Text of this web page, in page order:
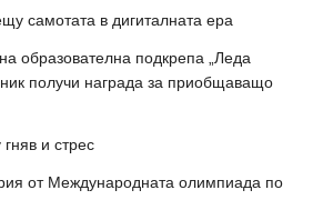
самотата в дигиталната ера
образователна подкрепа „Леда
получи награда за приобщаващо
и стрес
от Международната олимпиада по